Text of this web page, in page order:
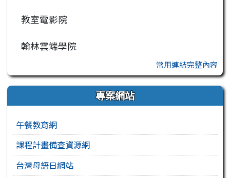
教室電影院
翰林雲端學院
常用連結完整內容
專案網站
午餐教育網
課程計畫備查資源網
台灣母語日網站